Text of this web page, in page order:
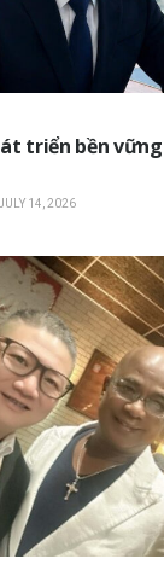
triển bền
14, 2026